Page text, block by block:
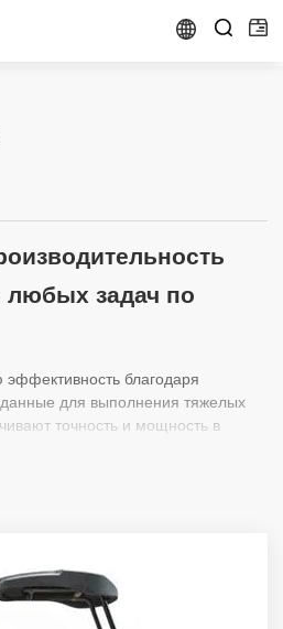
 
задач по
благодаря
для выполнения тяжелых
точность и мощность в
промышленности и
надежность для